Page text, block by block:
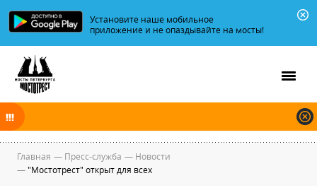
Установите наше мобильное
приложение и не опаздывайте на мосты!
В ночь на 06.08.2026 мосты по Неве и Большой Неве разводятся по
графику.
Главная — Пресс-служба — Новости
—"Мостотрест" открыт для всех